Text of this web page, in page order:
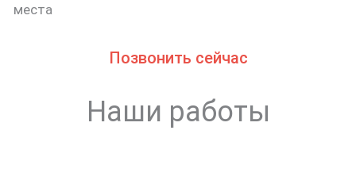
места
Позвонить сейчас
Наши работы